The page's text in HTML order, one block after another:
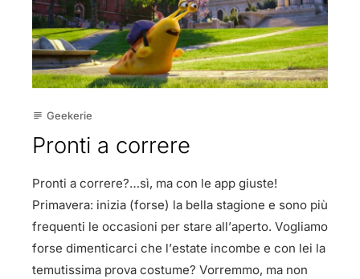
subject Geekerie
Pronti a correre
Pronti a correre?…sì, ma con le app giuste!
Primavera: inizia (forse) la bella stagione e sono più
frequenti le occasioni per stare all’aperto. Vogliamo
forse dimenticarci che l’estate incombe e con lei la
temutissima prova costume? Vorremmo, ma non